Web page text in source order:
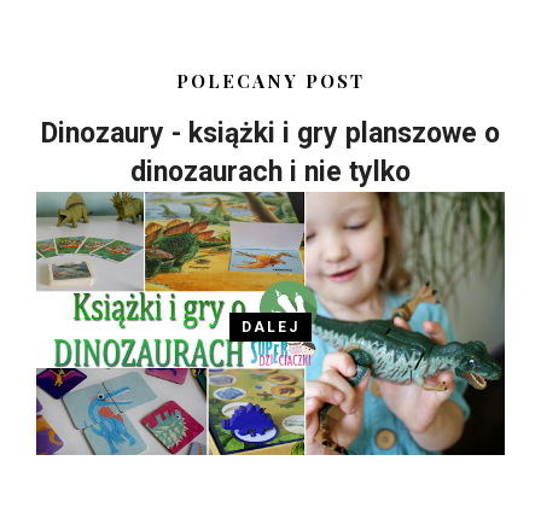
POLECANY POST
Dinozaury - książki i gry planszowe o
dinozaurach i nie tylko
DALEJ